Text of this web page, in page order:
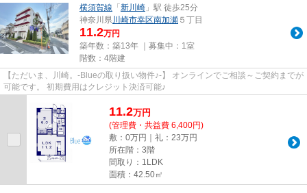
横須賀線 「 新川崎 」駅 徒歩25分
神奈川県川崎市幸区南加瀬 ５丁目
11.2万円
築年数：築13年 ｜募集中： 1室
階数：4階建
【ただいま、川崎。-Blueの取り扱い物件♪-】 オンラインでご相談～ご契約までが
可能です。 初期費用はクレジット決済可能♪
11.2万円
(管理費・共益費 6,400円)
敷：0万円｜礼：23万円
所在階：3階
間取り：1LDK
面積：42.50㎡